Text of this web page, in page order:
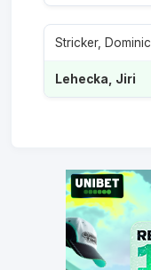
Stricker, Dominic
Lehecka, Jiri